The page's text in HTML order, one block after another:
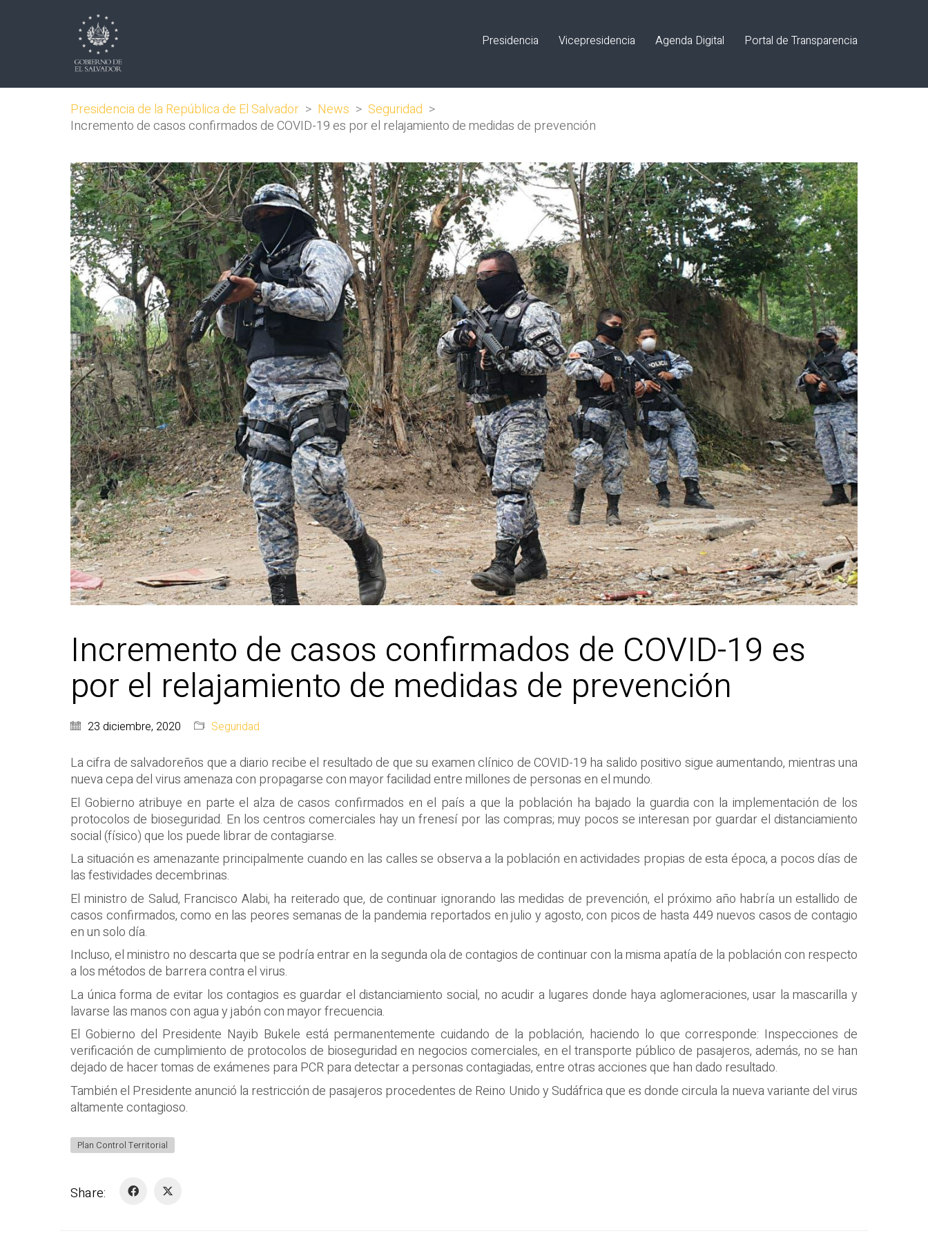
Presidencia Vicepresidencia Agenda Digital Portal de Transparencia
Presidencia de la República de El Salvador > News > Seguridad >
Incremento de casos confirmados de COVID-19 es por el relajamiento de medidas de prevención
Incremento de casos confirmados de COVID-19 es
por el relajamiento de medidas de prevención
23 diciembre, 2020 Seguridad
La cifra de salvadoreños que a diario recibe el resultado de que su examen clínico de COVID-19 ha salido positivo sigue aumentando, mientras una
nueva cepa del virus amenaza con propagarse con mayor facilidad entre millones de personas en el mundo.
El Gobierno atribuye en parte el alza de casos confirmados en el país a que la población ha bajado la guardia con la implementación de los
protocolos de bioseguridad. En los centros comerciales hay un frenesí por las compras; muy pocos se interesan por guardar el distanciamiento
social (físico) que los puede librar de contagiarse.
La situación es amenazante principalmente cuando en las calles se observa a la población en actividades propias de esta época, a pocos días de
las festividades decembrinas.
El ministro de Salud, Francisco Alabi, ha reiterado que, de continuar ignorando las medidas de prevención, el próximo año habría un estallido de
casos confirmados, como en las peores semanas de la pandemia reportados en julio y agosto, con picos de hasta 449 nuevos casos de contagio
en un solo día.
Incluso, el ministro no descarta que se podría entrar en la segunda ola de contagios de continuar con la misma apatía de la población con respecto
a los métodos de barrera contra el virus.
La única forma de evitar los contagios es guardar el distanciamiento social, no acudir a lugares donde haya aglomeraciones, usar la mascarilla y
lavarse las manos con agua y jabón con mayor frecuencia.
El Gobierno del Presidente Nayib Bukele está permanentemente cuidando de la población, haciendo lo que corresponde: Inspecciones de
verificación de cumplimiento de protocolos de bioseguridad en negocios comerciales, en el transporte público de pasajeros, además, no se han
dejado de hacer tomas de exámenes para PCR para detectar a personas contagiadas, entre otras acciones que han dado resultado.
También el Presidente anunció la restricción de pasajeros procedentes de Reino Unido y Sudáfrica que es donde circula la nueva variante del virus
altamente contagioso.
Plan Control Territorial
Share: